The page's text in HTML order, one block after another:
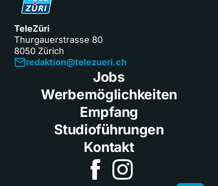
TeleZüri
Thurgauerstrasse 80
8050 Zürich
redaktion@telezueri.ch
Jobs
Werbemöglichkeiten
Empfang
Studioführungen
Kontakt